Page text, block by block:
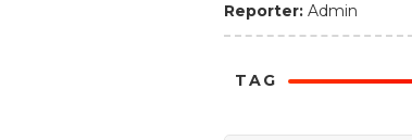
Reporter: Admin
TAG